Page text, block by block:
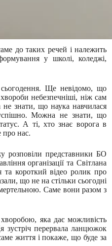
до таких речей і належить
у школі, коледжі,
Ще невідомо, що
небезпечніші, ніж сам
знати, що наука навчилася
Можна не знати, що
А ті, хто знає ворога в
про нас.
розповіли представники БО
організації та Світлана
та короткий відео ролик про
що не на стільки сьогодні
Саме вони разом з
яка дає можливість
зустріч перервала ланцюжок
життя і покаже, що буде за